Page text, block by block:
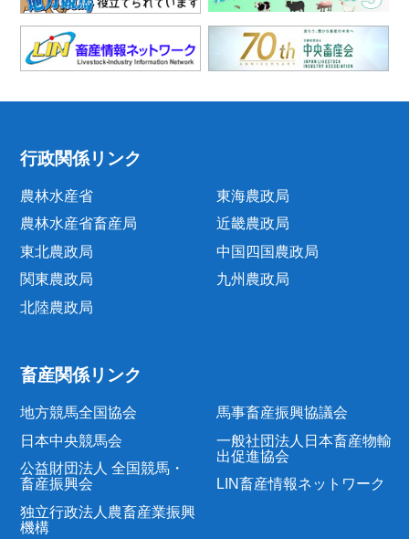
行政関係リンク
農林水産省
農林水産省畜産局
東北農政局
関東農政局
北陸農政局
東海農政局
近畿農政局
中国四国農政局
九州農政局
畜産関係リンク
地方競馬全国協会
日本中央競馬会
公益財団法人 全国競馬・
畜産振興会
独立行政法人農畜産業振興
機構
馬事畜産振興協議会
一般社団法人日本畜産物輸
出促進協会
LIN畜産情報ネットワーク